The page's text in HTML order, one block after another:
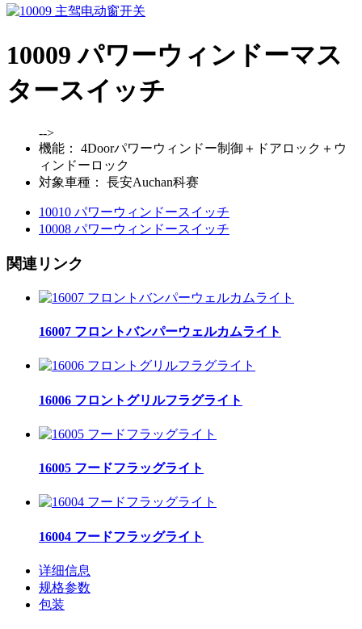
10009 パワーウィンドーマス
タースイッチ
-->
機能：
4Doorパワーウィンドー制御＋ドアロック＋ウ
ィンドーロック
対象車種：
長安Auchan科赛
10010 パワーウィンドースイッチ
10008 パワーウィンドースイッチ
関連リンク
16007 フロントバンパーウェルカムライト
16006 フロントグリルフラグライト
16005 フードフラッグライト
16004 フードフラッグライト
详细信息
规格参数
包装